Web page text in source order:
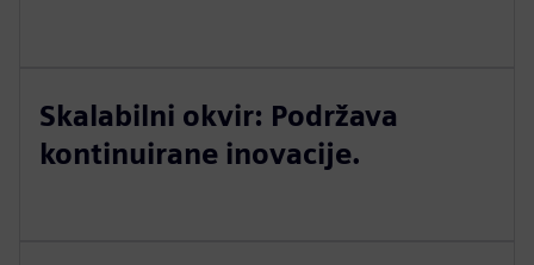
Skalabilni okvir: Podržava
kontinuirane inovacije.